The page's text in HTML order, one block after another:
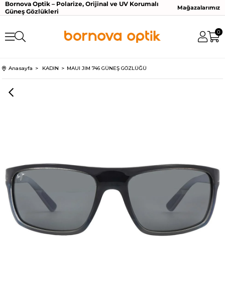
Bornova Optik – Polarize, Orijinal ve UV Korumalı
Güneş Gözlükleri
Mağazalarımız
0
Anasayfa KADIN MAUI JIM 746 GÜNEŞ GÖZLÜĞÜ